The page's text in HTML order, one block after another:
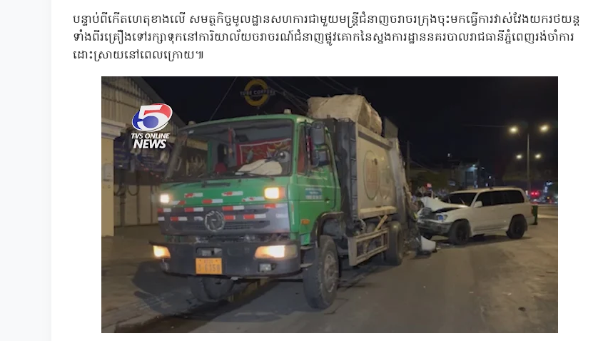
បន្ទាប់ពីកើតហេតុខាងលើ សមត្ថកិច្ចមូលដ្ឋានសហការជាមួយមន្ត្រីជំនាញចរាចរក្រុងចុះមកធ្វើការវាស់វែងយករថយន្ត
ទាំងពីរគ្រឿងទៅរក្សាទុកនៅការិយាល័យចរាចរណ៍ជំនាញផ្លូវគោកនៃស្នងការដ្ឋាននគរបាលរាជធានីភ្នំពេញរង់ចាំការ
ដោះស្រាយនៅពេលក្រោយ៕